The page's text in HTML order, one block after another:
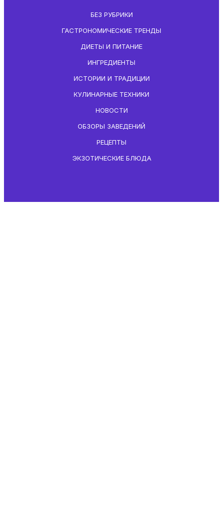
БЕЗ РУБРИКИ
ГАСТРОНОМИЧЕСКИЕ ТРЕНДЫ
ДИЕТЫ И ПИТАНИЕ
ИНГРЕДИЕНТЫ
ИСТОРИИ И ТРАДИЦИИ
КУЛИНАРНЫЕ ТЕХНИКИ
НОВОСТИ
ОБЗОРЫ ЗАВЕДЕНИЙ
РЕЦЕПТЫ
ЭКЗОТИЧЕСКИЕ БЛЮДА